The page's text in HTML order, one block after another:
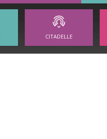
CITADELLE